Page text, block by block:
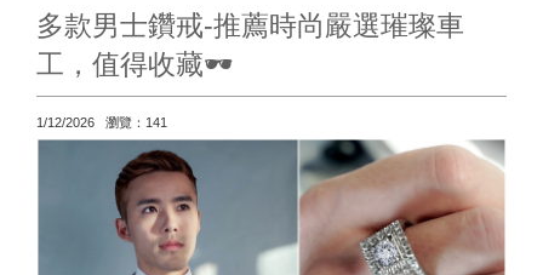
多款男士鑽戒-推薦時尚嚴選璀璨車
工，值得收藏🕶
1/12/2026 瀏覽：141